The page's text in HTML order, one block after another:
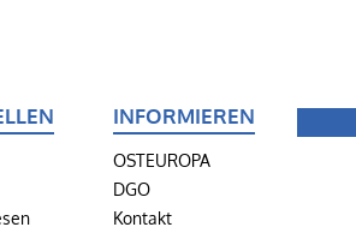
INFORMIEREN
OSTEUROPA
DGO
Kontakt